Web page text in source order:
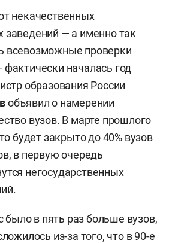
некачественных
заведений — а именно так
всевозможные проверки
началась год
образования России
объявил о намерении
вузов. В марте прошлого
будет закрыто до 40% вузов
в первую очередь
негосударственных
было в пять раз больше вузов,
из-за того, что в 90-е